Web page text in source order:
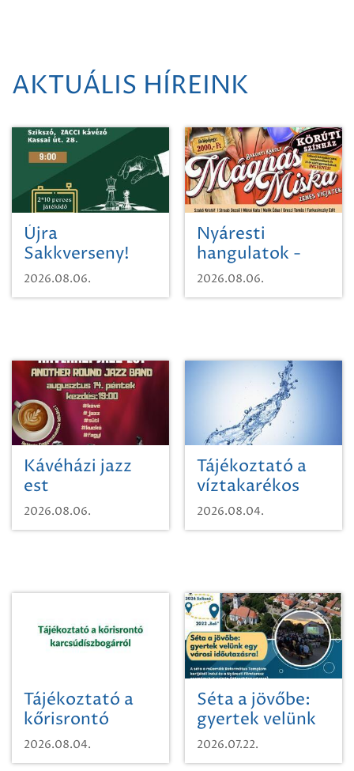
AKTUÁLIS HÍREINK
Újra
Sakkverseny!
2026.08.06.
Nyáresti
hangulatok -
Mágnás Miska
2026.08.06.
Kávéházi jazz
est
2026.08.06.
Tájékoztató a
víztakarékos
vízhasználatról
2026.08.04.
Tájékoztató a
kőrisrontó
karcsúdíszbogárról
2026.08.04.
Séta a jövőbe:
gyertek velünk
egy városi
időutazásra!
2026.07.22.